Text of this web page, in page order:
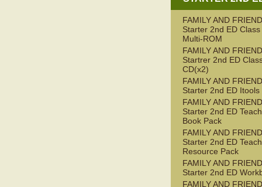
FAMILY AND
Starter 2nd ED
Multi-ROM
FAMILY AND
Startrer 2nd ED
CD(x2)
FAMILY AND
Starter 2nd ED Itools
FAMILY AND
Starter 2nd ED
Book Pack
FAMILY AND
Starter 2nd ED
Resource Pack
FAMILY AND
Starter 2nd ED
FAMILY AND